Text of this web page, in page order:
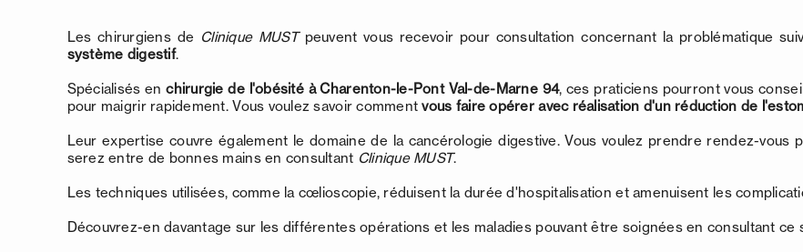
Les chirurgiens de Clinique MUSTpeuvent vous recevoir pour consultation concernant la problématique
système digestif.
Spécialisés enchirurgie de l'obésité à Charenton-le-Pont Val-de-Marne 94, ces praticiens pourront vous
pour maigrir rapidement. Vous voulez savoir commentvous faire opérer avec réalisation d'un réduction de
Leur expertise couvre également le domaine de la cancérologie digestive. Vous voulez prendre rendez-vous
serez entre de bonnes mains en consultant Clinique MUST.
Les techniques utilisées, comme la cœlioscopie, réduisent la durée d'hospitalisation et amenuisent les
Découvrez-en davantage sur les différentes opérations et les maladies pouvant être soignées en consultant ce